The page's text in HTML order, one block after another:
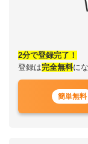
2分で登録完了！
登録は完全無料に
簡単無料